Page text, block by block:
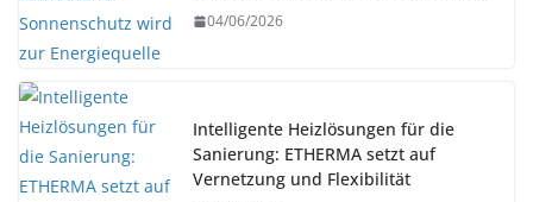
04/06/2026
Intelligente Heizlösungen für die
Sanierung: ETHERMA setzt auf
Vernetzung und Flexibilität